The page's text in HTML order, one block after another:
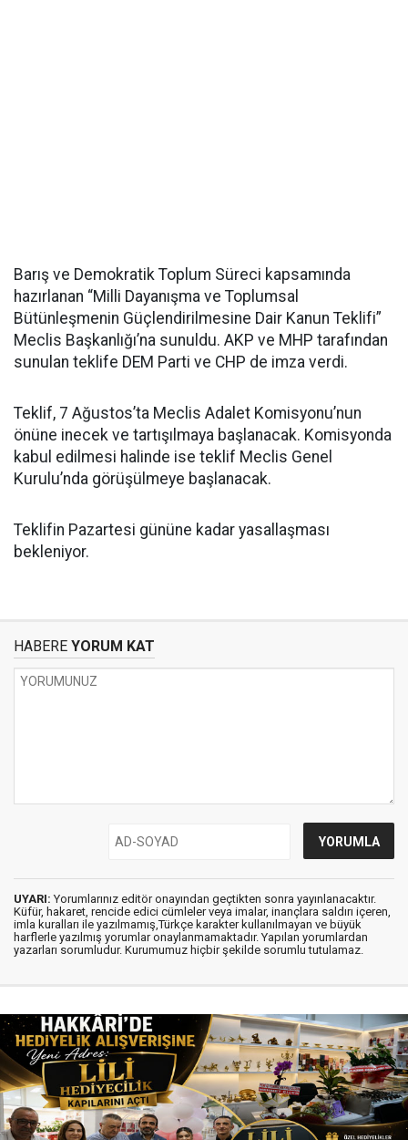
Barış ve Demokratik Toplum Süreci kapsamında
hazırlanan “Milli Dayanışma ve Toplumsal
Bütünleşmenin Güçlendirilmesine Dair Kanun Teklifi”
Meclis Başkanlığı’na sunuldu. AKP ve MHP tarafından
sunulan teklife DEM Parti ve CHP de imza verdi.
Teklif, 7 Ağustos’ta Meclis Adalet Komisyonu’nun
önüne inecek ve tartışılmaya başlanacak. Komisyonda
kabul edilmesi halinde ise teklif Meclis Genel
Kurulu’nda görüşülmeye başlanacak.
Teklifin Pazartesi gününe kadar yasallaşması
bekleniyor.
HABERE YORUM KAT
UYARI: Yorumlarınız editör onayından geçtikten sonra yayınlanacaktır.
Küfür, hakaret, rencide edici cümleler veya imalar, inançlara saldırı içeren,
imla kuralları ile yazılmamış,Türkçe karakter kullanılmayan ve büyük
harflerle yazılmış yorumlar onaylanmamaktadır. Yapılan yorumlardan
yazarları sorumludur. Kurumumuz hiçbir şekilde sorumlu tutulamaz.